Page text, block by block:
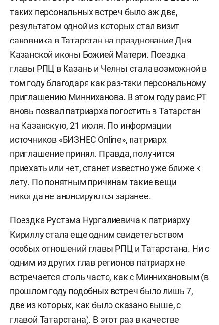
таких персональных встреч было аж две,
результатом одной из которых стал визит
сановника в Татарстан на празднование Дня
Казанской иконы Божией Матери. Поездка
главы РПЦ в Казань и Челны стала возможной в
том году благодаря как раз-таки персональному
приглашению Минниханова. В этом году раис РТ
вновь позвал патриарха погостить в Татарстан
на Казанскую, 21 июля. По информации
источников «БИЗНЕС Online», патриарх
приглашение принял. Правда, получится
приехать или нет, станет известно уже ближе к
лету. По понятным причинам такие вещи
никогда не анонсируются заранее.
Поездка Рустама Нургалиевича к патриарху
Кириллу стала еще одним свидетельством
особых отношений главы РПЦ и Татарстана. Ни с
одним из других глав регионов патриарх не
встречается столь часто, как с Миннихановым (в
прошлом году подобных встреч было лишь 7,
две из которых, как было сказано выше, с
главой Татарстана). В этот раз в качестве